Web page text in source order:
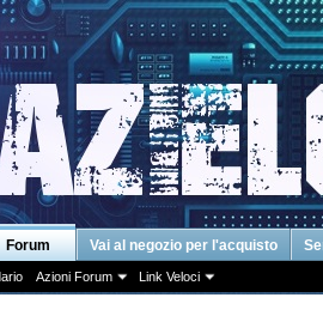
Forum
Azioni Forum Link Veloci
Vai al negozio per l'acquisto